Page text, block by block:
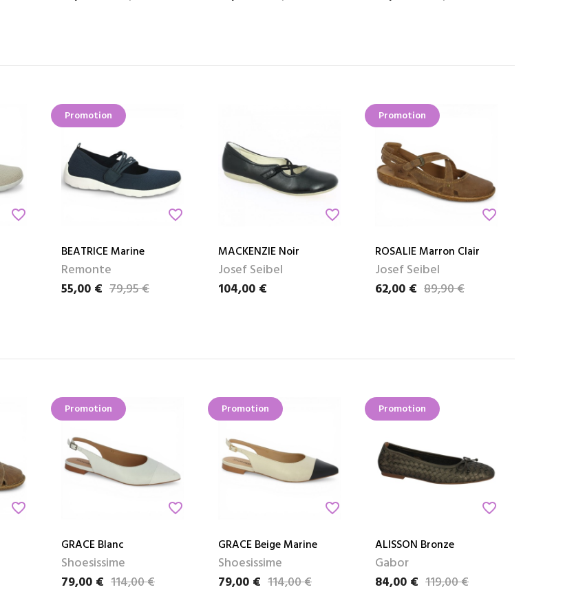
favorite_border
Promotion
favorite_border
BEATRICE Marine
Remonte
Prix
55,00 €
Prix de base79,95 €
favorite_border
MACKENZIE Noir
Josef Seibel
Prix
104,00 €
Promotion
favorite_border
ROSALIE Marron Clair
Josef Seibel
Prix
62,00 €
Prix de base89,90 €
favorite_border
Promotion
favorite_border
GRACE Blanc
Shoesissime
Prix
79,00 €
Prix de base114,00 €
Promotion
favorite_border
GRACE Beige Marine
Shoesissime
Prix
79,00 €
Prix de base114,00 €
Promotion
favorite_border
ALISSON Bronze
Gabor
Prix
84,00 €
Prix de base119,00 €